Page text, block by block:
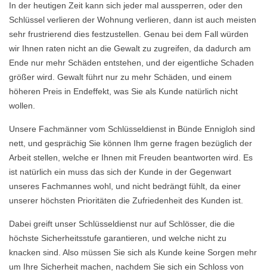
In der heutigen Zeit kann sich jeder mal aussperren, oder den
Schlüssel verlieren der Wohnung verlieren, dann ist auch meisten
sehr frustrierend dies festzustellen. Genau bei dem Fall würden
wir Ihnen raten nicht an die Gewalt zu zugreifen, da dadurch am
Ende nur mehr Schäden entstehen, und der eigentliche Schaden
größer wird. Gewalt führt nur zu mehr Schäden, und einem
höheren Preis in Endeffekt, was Sie als Kunde natürlich nicht
wollen.
Unsere Fachmänner vom Schlüsseldienst in Bünde Ennigloh sind
nett, und gesprächig Sie können Ihm gerne fragen bezüglich der
Arbeit stellen, welche er Ihnen mit Freuden beantworten wird. Es
ist natürlich ein muss das sich der Kunde in der Gegenwart
unseres Fachmannes wohl, und nicht bedrängt fühlt, da einer
unserer höchsten Prioritäten die Zufriedenheit des Kunden ist.
Dabei greift unser Schlüsseldienst nur auf Schlösser, die die
höchste Sicherheitsstufe garantieren, und welche nicht zu
knacken sind. Also müssen Sie sich als Kunde keine Sorgen mehr
um Ihre Sicherheit machen, nachdem Sie sich ein Schloss von